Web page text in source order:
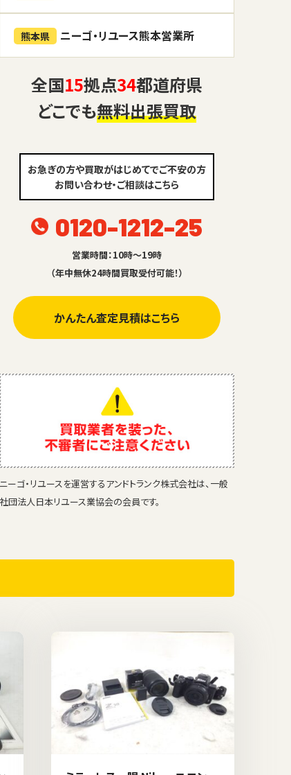
熊本県 ニーゴ・リユース熊本営業所
全国15拠点34都道府県
どこでも無料出張買取
お急ぎの方や買取がはじめてでご不安の方
お問い合わせ・ご相談はこちら
0120-1212-25
営業時間：10時～19時
（年中無休24時間買取受付可能！）
かんたん査定見積はこちら
ニーゴ・リユースを運営するアンドトランク株式会社は、一般
社団法人日本リユース業協会の会員です。